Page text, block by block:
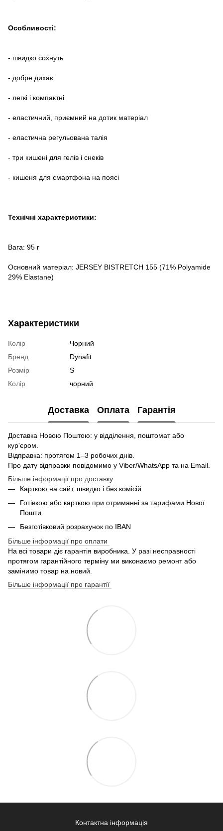
Особливості:
- швидко сохнуть
- добре дихає
- легкі і компактні
- еластичний, приємний на дотик матеріал
- еластична регульована талія
- три кишені для гелів і снеків
- кишеня для смартфона на поясі
Технічні характеристики:
Вага: 95 г
Основний матеріал: JERSEY BISTRETCH 155 (71% Polyamide
29% Elastane)
Характеристики
Колір
Чорний
Бренд
Dynafit
Розмір
S
Колір
чорний
Доставка Оплата Гарантія
Доставка Новою Поштою: у відділення, поштомат або
кур'єром.
Відправка: протягом 1–3 робочих днів.
Про дату відправки повідомимо у Viber/WhatsApp та на Email.
Більше інформації про доставку
Карткою на сайт, швидко і без комісій
Готівкою або карткою при отриманні за тарифами Нової
Пошти
Безготівковий розрахунок по IBAN
Більше інформації про оплати
На всі товари діє гарантія виробника. У разі несправності
протягом гарантійного терміну ми виконаємо ремонт або
замінимо товар на новий.
Більше інформації про гарантії
Контактна інформація